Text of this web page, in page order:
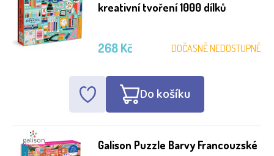
kreativní tvoření 1000 dílků
DOČASNĚ NEDOSTUPNÉ
268 Kč
Do košíku
Galison Puzzle Barvy Francouzské